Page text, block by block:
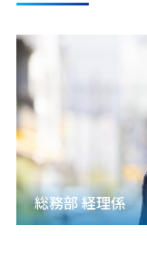
総務部 経理係